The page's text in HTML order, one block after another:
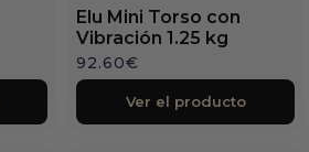
Elu Mini Torso con
Vibración 1.25 kg
92.60€
Ver el producto